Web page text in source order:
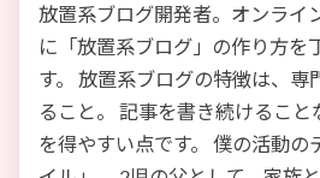
放置系ブログ開発者。オンライ
に「放置系ブログ」の作り方を
す。 放置系ブログの特徴は、専
ること。 記事を書き続けるこ
を得やすい点です。 僕の活動の